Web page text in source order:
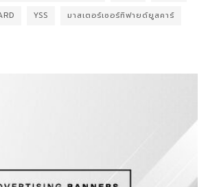
YSS
มาสเตอร์เซอร์ทิฟายด์ยูสคาร์